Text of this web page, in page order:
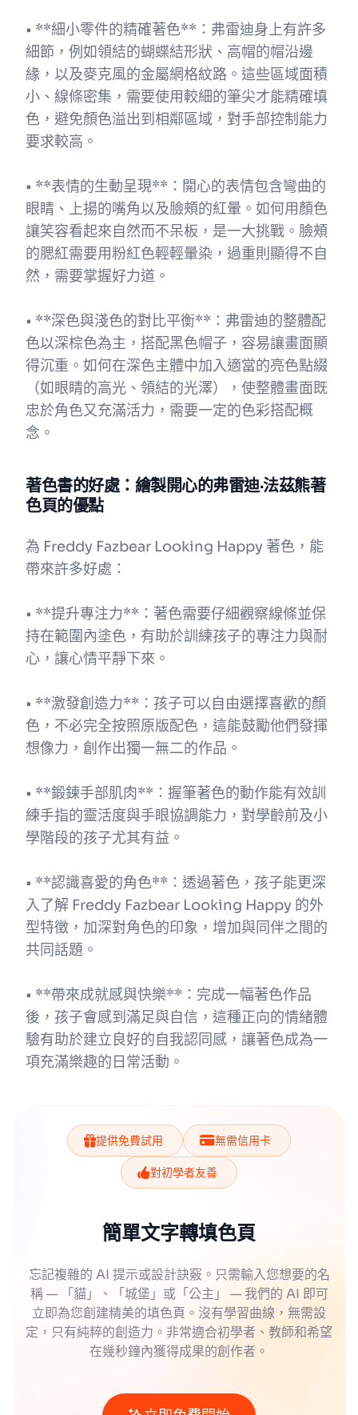
• **細小零件的精確著色**：弗雷迪身上有許多
細節，例如領結的蝴蝶結形狀、高帽的帽沿邊
緣，以及麥克風的金屬網格紋路。這些區域面積
小、線條密集，需要使用較細的筆尖才能精確填
色，避免顏色溢出到相鄰區域，對手部控制能力
要求較高。
• **表情的生動呈現**：開心的表情包含彎曲的
眼睛、上揚的嘴角以及臉頰的紅暈。如何用顏色
讓笑容看起來自然而不呆板，是一大挑戰。臉頰
的腮紅需要用粉紅色輕輕暈染，過重則顯得不自
然，需要掌握好力道。
• **深色與淺色的對比平衡**：弗雷迪的整體配
色以深棕色為主，搭配黑色帽子，容易讓畫面顯
得沉重。如何在深色主體中加入適當的亮色點綴
（如眼睛的高光、領結的光澤），使整體畫面既
忠於角色又充滿活力，需要一定的色彩搭配概
念。
著色書的好處：繪製開心的弗雷迪·法茲熊著
色頁的優點
為 Freddy Fazbear Looking Happy 著色，能
帶來許多好處：
• **提升專注力**：著色需要仔細觀察線條並保
持在範圍內塗色，有助於訓練孩子的專注力與耐
心，讓心情平靜下來。
• **激發創造力**：孩子可以自由選擇喜歡的顏
色，不必完全按照原版配色，這能鼓勵他們發揮
想像力，創作出獨一無二的作品。
• **鍛鍊手部肌肉**：握筆著色的動作能有效訓
練手指的靈活度與手眼協調能力，對學齡前及小
學階段的孩子尤其有益。
• **認識喜愛的角色**：透過著色，孩子能更深
入了解 Freddy Fazbear Looking Happy 的外
型特徵，加深對角色的印象，增加與同伴之間的
共同話題。
• **帶來成就感與快樂**：完成一幅著色作品
後，孩子會感到滿足與自信，這種正向的情緒體
驗有助於建立良好的自我認同感，讓著色成為一
項充滿樂趣的日常活動。
提供免費試用 無需信用卡
對初學者友善
簡單文字轉填色頁
忘記複雜的 AI 提示或設計訣竅。只需輸入您想要的名
稱 — 「貓」、「城堡」或「公主」 — 我們的 AI 即可
立即為您創建精美的填色頁。沒有學習曲線，無需設
定，只有純粹的創造力。非常適合初學者、教師和希望
在幾秒鐘內獲得成果的創作者。